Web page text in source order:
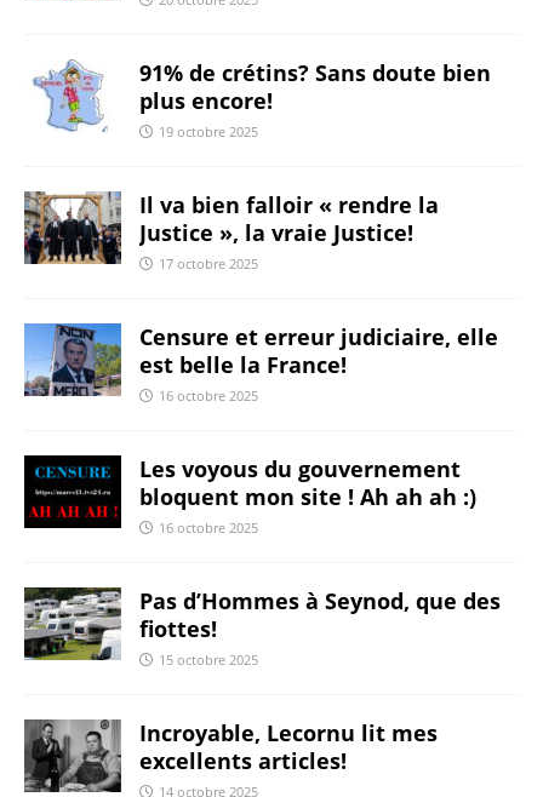
91% de crétins? Sans doute bien
plus encore!
19 octobre 2025
Il va bien falloir « rendre la
Justice », la vraie Justice!
17 octobre 2025
Censure et erreur judiciaire, elle
est belle la France!
16 octobre 2025
Les voyous du gouvernement
bloquent mon site ! Ah ah ah :)
16 octobre 2025
Pas d’Hommes à Seynod, que des
fiottes!
15 octobre 2025
Incroyable, Lecornu lit mes
excellents articles!
14 octobre 2025